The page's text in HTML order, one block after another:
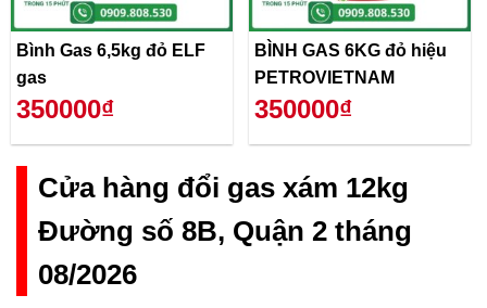
Bình Gas 6,5kg đỏ ELF
gas
350000₫
BÌNH GAS 6KG đỏ hiệu
PETROVIETNAM
350000₫
Cửa hàng đổi gas xám 12kg
Đường số 8B, Quận 2 tháng
08/2026